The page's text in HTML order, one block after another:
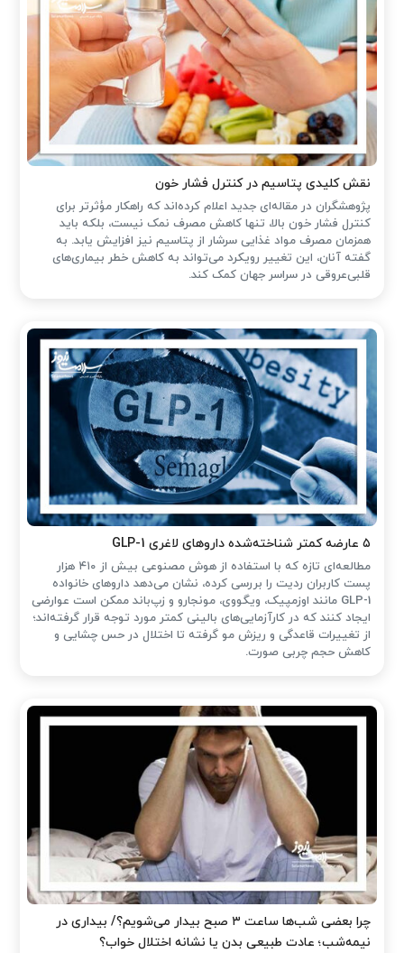
نقش کلیدی پتاسیم در کنترل فشار خون
پژوهشگران در مقاله‌ای جدید اعلام کرده‌اند که راهکار مؤثرتر برای
کنترل فشار خون بالا، تنها کاهش مصرف نمک نیست، بلکه باید
همزمان مصرف مواد غذایی سرشار از پتاسیم نیز افزایش یابد. به
گفته آنان، این تغییر رویکرد می‌تواند به کاهش خطر بیماری‌های
قلبی‌عروقی در سراسر جهان کمک کند.
۵ عارضه کمتر شناخته‌شده داروهای لاغری GLP-1
مطالعه‌ای تازه که با استفاده از هوش مصنوعی بیش از ۴۱۰ هزار
پست کاربران ردیت را بررسی کرده، نشان می‌دهد داروهای خانواده
GLP-1 مانند اوزمپیک، ویگووی، مونجارو و زپ‌باند ممکن است عوارضی
ایجاد کنند که در کارآزمایی‌های بالینی کمتر مورد توجه قرار گرفته‌اند؛
از تغییرات قاعدگی و ریزش مو گرفته تا اختلال در حس چشایی و
کاهش حجم چربی صورت.
چرا بعضی شب‌ها ساعت ۳ صبح بیدار می‌شویم؟/ بیداری در
نیمه‌شب؛ عادت طبیعی بدن یا نشانه اختلال خواب؟